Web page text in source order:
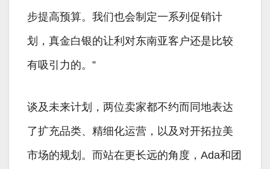
步提高预算。我们也会制定一系列促销计
划，真金白银的让利对东南亚客户还是比较
有吸引力的。”
谈及未来计划，两位卖家都不约而同地表达
了扩充品类、精细化运营，以及对开拓拉美
市场的规划。而站在更长远的角度，Ada和团